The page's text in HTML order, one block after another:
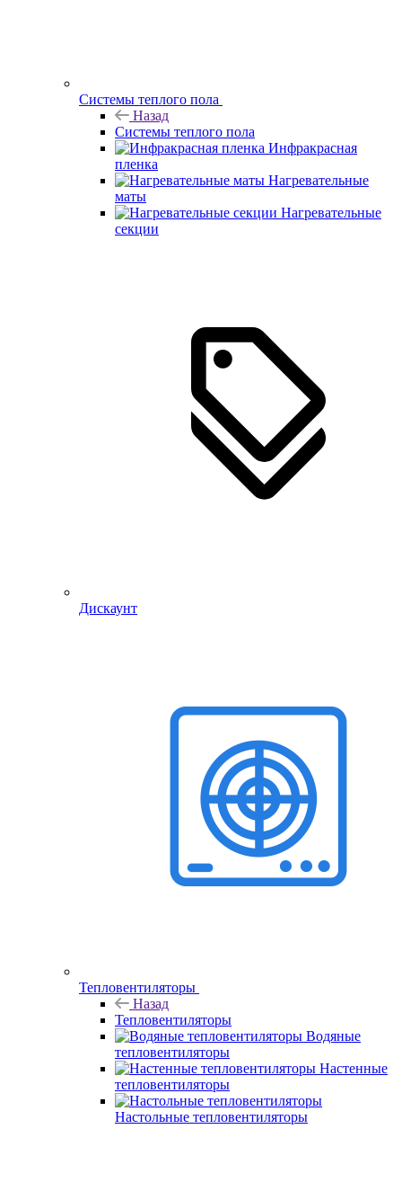
Системы теплого пола
Назад
Системы теплого пола
Инфракрасная
пленка
Нагревательные
маты
Нагревательные
секции
Дискаунт
Тепловентиляторы
Назад
Тепловентиляторы
Водяные
тепловентиляторы
Настенные
тепловентиляторы
Настольные тепловентиляторы